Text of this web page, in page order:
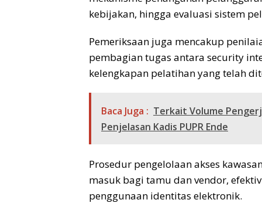
kebijakan, hingga evaluasi sistem
Pemeriksaan juga mencakup
pembagian tugas antara security
kelengkapan pelatihan yang telah
Baca Juga : Terkait Volume
Penjelasan Kadis PUPR Ende
Prosedur pengelolaan akses
masuk bagi tamu dan vendor,
penggunaan identitas elektronik.